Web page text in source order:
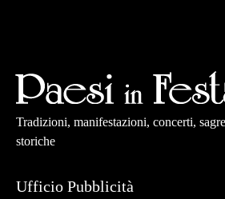
Tradizioni, manifestazioni, concerti,
storiche
Ufficio Pubblicità